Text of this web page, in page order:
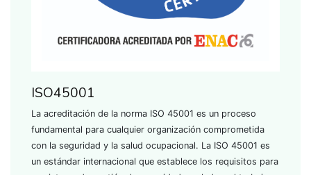
ISO45001
La acreditación de la norma ISO 45001 es un proceso
fundamental para cualquier organización comprometida
con la seguridad y la salud ocupacional. La ISO 45001 es
un estándar internacional que establece los requisitos para